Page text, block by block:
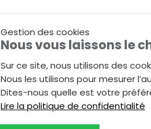
Gestion des cookies
Nous vous laissons le
Sur ce site, nous utilisons des
Nous les utilisons pour mesurer
Dites-nous quelle est votre
Lire la politique de confidentialité